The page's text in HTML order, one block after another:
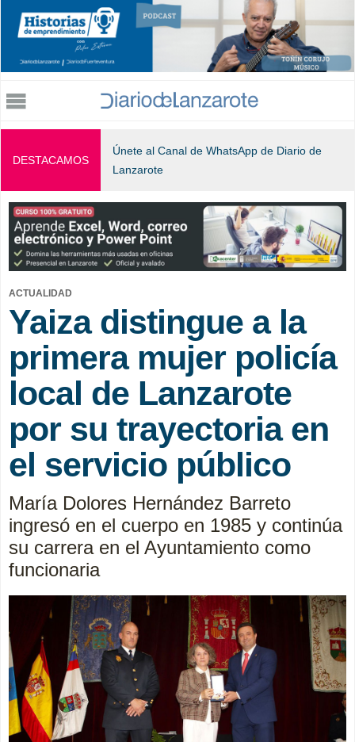
Jump to navigation
DESTACAMOS
Únete al Canal de WhatsApp de Diario de
Lanzarote
ACTUALIDAD
Yaiza distingue a la
primera mujer policía
local de Lanzarote
por su trayectoria en
el servicio público
María Dolores Hernández Barreto
ingresó en el cuerpo en 1985 y continúa
su carrera en el Ayuntamiento como
funcionaria